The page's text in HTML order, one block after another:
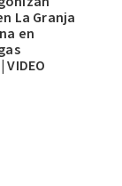
La Granja
en